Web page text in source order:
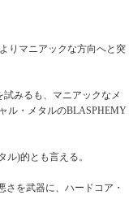
りマニアックな方向へと突
みるも、マニアックなメ
ル・メタルのBLASPHEMY
)的とも言える。
を武器に、ハードコア・